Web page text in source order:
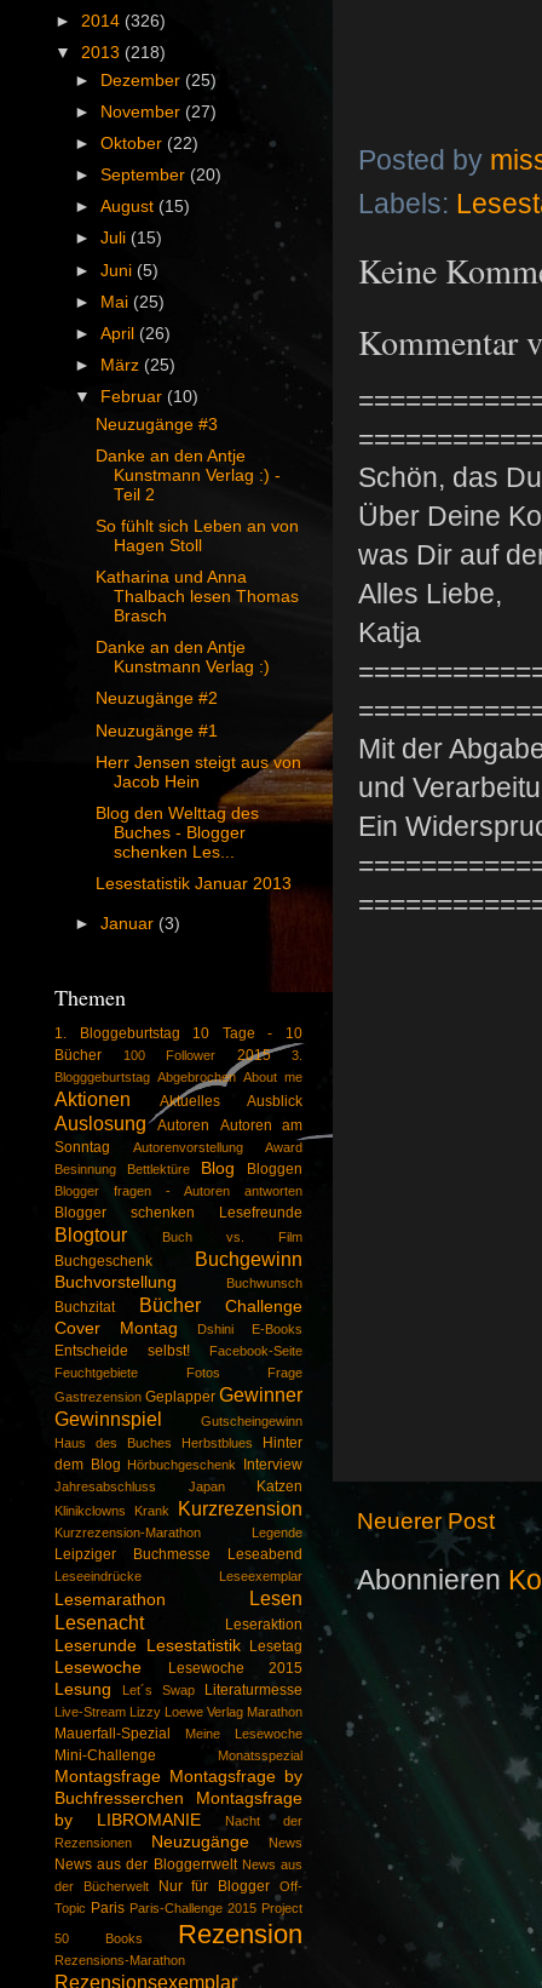
Posted by
Labels:
Keine
Kommentar
Schön, das
Über Deine
was Dir auf
Alles Liebe,
Katja
Mit der
und
Ein
Neuerer Post
Abonnieren
► 2014 (326)
▼ 2013 (218)
►
Dezember (25)
►
November (27)
►Oktober (22)
►September (20)
►August (15)
►Juli (15)
►Juni (5)
► Mai (25)
►April (26)
►
März (25)
▼
Februar (10)
Neuzugänge #3
Danke an den Antje
Kunstmann Verlag :) -
Teil 2
So fühlt sich Leben an von
Hagen Stoll
Katharina und Anna
Thalbach lesen Thomas
Brasch
Danke an den Antje
Kunstmann Verlag :)
Neuzugänge #2
Neuzugänge #1
Herr Jensen steigt aus von
Jacob Hein
Blog den Welttag des
Buches - Blogger
schenken Les...
Lesestatistik Januar 2013
►Januar (3)
Themen
1. Bloggeburtstag
10 Tage - 10
Bücher
100 Follower 2015
3.
Blogggeburtstag Abgebrochen About me
Aktionen Aktuelles Ausblick
Auslosung Autoren
Autoren am
Sonntag
Autorenvorstellung
Award
Besinnung
Bettlektüre Blog Bloggen
Blogger fragen - Autoren antworten
Blogger schenken Lesefreunde
Blogtour Buch vs. Film
Buchgeschenk Buchgewinn
Buchvorstellung Buchwunsch
Buchzitat Bücher
Challenge
Cover Montag
Dshini E-Books
Entscheide selbst!
Facebook-Seite
Feuchtgebiete
Fotos
Frage
Gastrezension Geplapper Gewinner
Gewinnspiel
Gutscheingewinn
Haus des Buches
Herbstblues
Hinter
dem Blog Hörbuchgeschenk Interview
Jahresabschluss Japan Katzen
Klinikclowns Krank Kurzrezension
Kurzrezension-Marathon Legende
Leipziger Buchmesse Leseabend
Leseeindrücke Leseexemplar
Lesemarathon
Lesen
Lesenacht
Leseraktion
Leserunde Lesestatistik Lesetag
Lesewoche Lesewoche 2015
Lesung Let´s Swap Literaturmesse
Live-Stream Lizzy Loewe Verlag Marathon
Mauerfall-Spezial Meine Lesewoche
Mini-Challenge Monatsspezial
Montagsfrage Montagsfrage by
Buchfresserchen
Montagsfrage
by LIBROMANIE
Nacht der
Rezensionen
Neuzugänge News
News aus der Bloggerrwelt News aus
der Bücherwelt
Nur für Blogger
Off-
Topic Paris Paris-Challenge 2015 Project
50 Books Rezension
Rezensions-Marathon
Rezensionsexemplar